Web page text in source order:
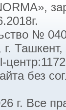
№
г.
без
г. Все